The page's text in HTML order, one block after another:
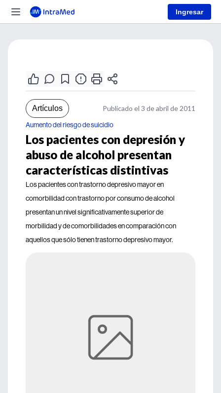
Ingresar
Artículos Publicado el 3 de abril de 2011
Aumento del riesgo de suicidio
Los pacientes con depresión y
abuso de alcohol presentan
características distintivas
Los pacientes con trastorno depresivo mayor en
comorbilidad con trastorno por consumo de alcohol
presentan un nivel significativamente superior de
morbilidad y de comorbilidades en comparación con
aquellos que sólo tienen trastorno depresivo mayor.